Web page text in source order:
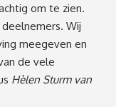
om te zien.
Wij
meegeven en
de vele
Hèlen Sturm van